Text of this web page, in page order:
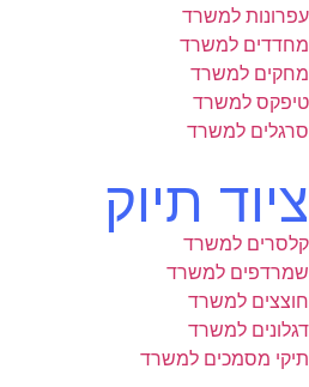
עפרונות למשרד
מחדדים למשרד
מחקים למשרד
טיפקס למשרד
סרגלים למשרד
ציוד תיוק
קלסרים למשרד
שמרדפים למשרד
חוצצים למשרד
דגלונים למשרד
תיקי מסמכים למשרד